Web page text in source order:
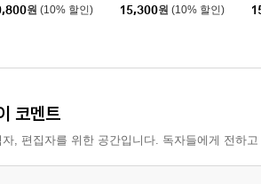
원 (10% 할인) 15,300원 (10% 할인)
코멘트
자, 편집자를 위한 공간입니다. 독자들에게 전하